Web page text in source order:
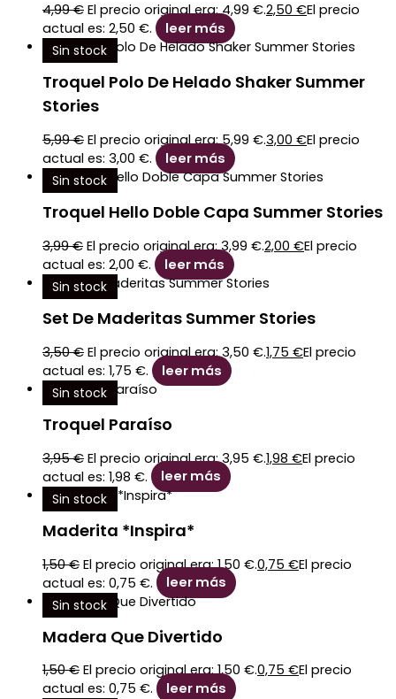
4,99€ El precio original era: 4,99 €.2,50 €El precio
actual es: 2,50 €.
leer más
Sin stock
Troquel Polo De Helado Shaker Summer
Stories
5,99€ El precio original era: 5,99 €.3,00 €El precio
actual es: 3,00 €.
leer más
Sin stock
Troquel Hello Doble Capa Summer Stories
3,99€ El precio original era: 3,99 €.2,00 €El precio
actual es: 2,00 €.
leer más
Sin stock
Set De Maderitas Summer Stories
3,50€ El precio original era: 3,50 €.1,75 €El precio
actual es: 1,75 €.
leer más
Sin stock
Troquel Paraíso
3,95€ El precio original era: 3,95 €.1,98 €El precio
actual es: 1,98 €.
leer más
Sin stock
Maderita *Inspira*
1,50€ El precio original era: 1,50 €.0,75 €El precio
actual es: 0,75 €.
leer más
Sin stock
Madera Que Divertido
1,50€ El precio original era: 1,50 €.0,75 €El precio
actual es: 0,75 €.
leer más